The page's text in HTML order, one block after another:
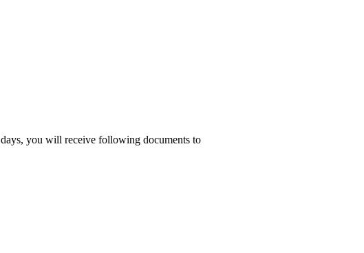
you will receive following documents to